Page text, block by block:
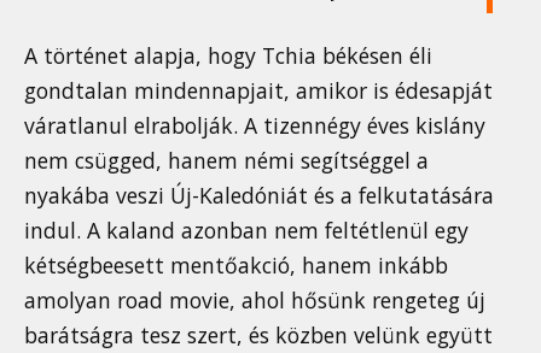
A történet alapja, hogy Tchia békésen éli
gondtalan mindennapjait, amikor is édesapját
váratlanul elrabolják. A tizennégy éves kislány
nem csügged, hanem némi segítséggel a
nyakába veszi Új-Kaledóniát és a felkutatására
indul. A kaland azonban nem feltétlenül egy
kétségbeesett mentőakció, hanem inkább
amolyan road movie, ahol hősünk rengeteg új
barátságra tesz szert, és közben velünk együtt